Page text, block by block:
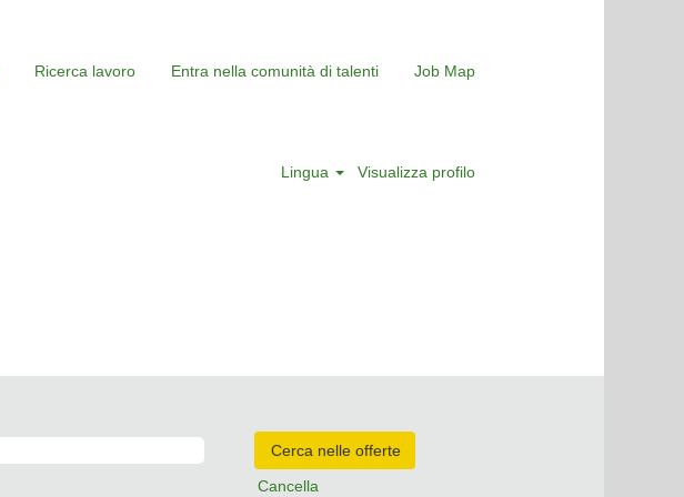
Ricerca lavoro Entra nella comunità di talenti Job Map
Lingua Visualizza profilo
Cancella